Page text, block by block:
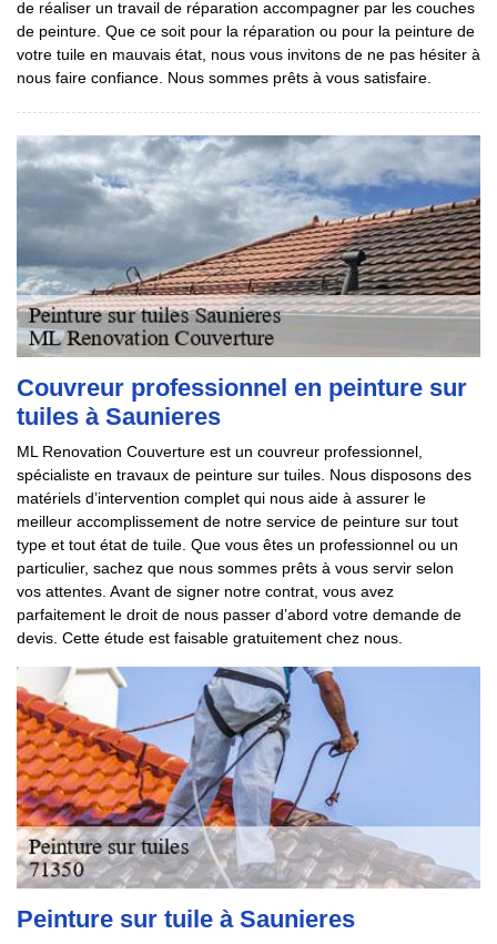
de réaliser un travail de réparation accompagner par les couches
de peinture. Que ce soit pour la réparation ou pour la peinture de
votre tuile en mauvais état, nous vous invitons de ne pas hésiter à
nous faire confiance. Nous sommes prêts à vous satisfaire.
Couvreur professionnel en peinture sur
tuiles à Saunieres
ML Renovation Couverture est un couvreur professionnel,
spécialiste en travaux de peinture sur tuiles. Nous disposons des
matériels d’intervention complet qui nous aide à assurer le
meilleur accomplissement de notre service de peinture sur tout
type et tout état de tuile. Que vous êtes un professionnel ou un
particulier, sachez que nous sommes prêts à vous servir selon
vos attentes. Avant de signer notre contrat, vous avez
parfaitement le droit de nous passer d’abord votre demande de
devis. Cette étude est faisable gratuitement chez nous.
Peinture sur tuile à Saunieres